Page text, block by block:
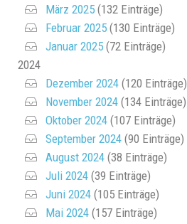
März 2025 (132 Einträge)
Februar 2025 (130 Einträge)
Januar 2025 (72 Einträge)
2024
Dezember 2024 (120 Einträge)
November 2024 (134 Einträge)
Oktober 2024 (107 Einträge)
September 2024 (90 Einträge)
August 2024 (38 Einträge)
Juli 2024 (39 Einträge)
Juni 2024 (105 Einträge)
Mai 2024 (157 Einträge)